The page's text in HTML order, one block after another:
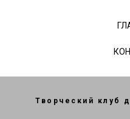
Творческий клуб